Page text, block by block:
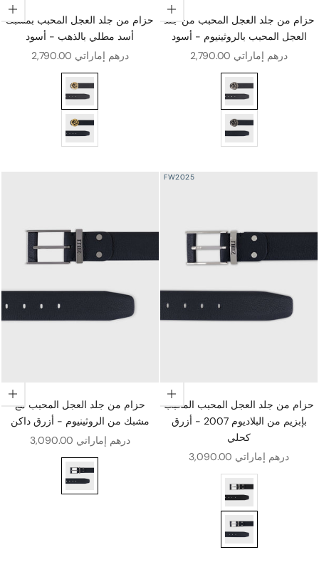
اختيار الخيارات
حزام من جلد العجل المحبب بمشبك
أسد مطلي بالذهب - أسود
سعر البيع 2,790.00 درهم إماراتي
من جلد العجل المحبب بمشبك أسد مطلي بالذهب - أسود
حزام من جلد العجل المحبب باللون الذهبي - أزرق كحلي
اختيار الخيارات
حزام من جلد العجل المحبب من جلد
العجل المحبب بالروثينيوم - أسود
سعر البيع 2,790.00 درهم إماراتي
بالروثينيوم - أسود
- أزرق كحلي
اختيار الخيارات
حزام من جلد العجل المحبب مع
مشبك من الروثينيوم - أزرق داكن
سعر البيع
3,090.00 درهم إماراتي
من جلد العجل المحبب مع مشبك من الروثينيوم - أزرق داكن
FW2025
اختيار الخيارات
حزام من جلد العجل المحبب المحبب
بإبزيم من البلاديوم 2007 - أزرق
كحلي
سعر البيع
3,090.00 درهم إماراتي